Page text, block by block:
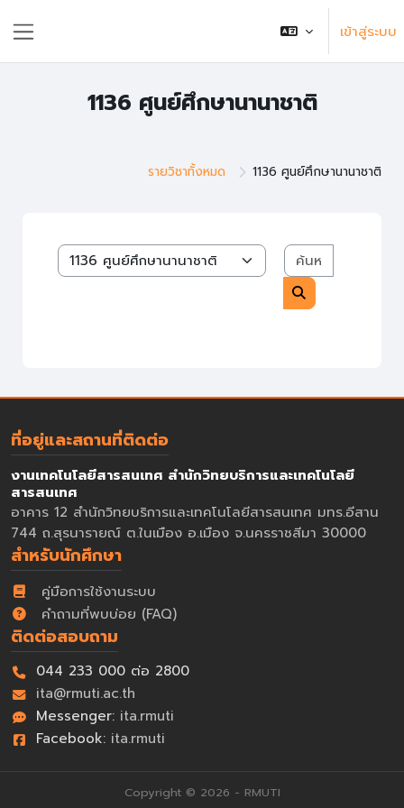
เข้าสู่ระบบ
1136 ศูนย์ศึกษานานาชาติ
รายวิชาทั้งหมด 1136 ศูนย์ศึกษานานาชาติ
หมวดหมู่รายวิชา
ค้นหารายวิชา
ที่อยู่และสถานที่ติดต่อ
งานเทคโนโลยีสารสนเทศ สำนักวิทยบริการและเทคโนโลยี
สารสนเทศ
อาคาร 12 สำนักวิทยบริการและเทคโนโลยีสารสนเทศ มทร.อีสาน
744 ถ.สุรนารายณ์ ต.ในเมือง อ.เมือง จ.นครราชสีมา 30000
สำหรับนักศึกษา
คู่มือการใช้งานระบบ
คำถามที่พบบ่อย (FAQ)
ติดต่อสอบถาม
044 233 000 ต่อ 2800
ita@rmuti.ac.th
Messenger: ita.rmuti
Facebook: ita.rmuti
Copyright © 2026 - RMUTI